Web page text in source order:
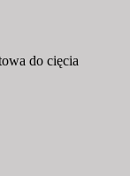
do cięcia